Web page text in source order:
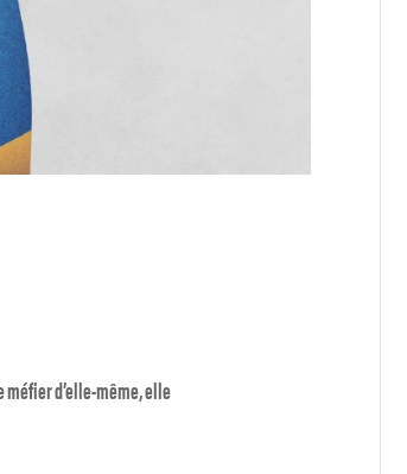
méfier d’elle-même, elle